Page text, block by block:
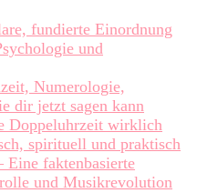
fundierte Einordnung
und
Numerologie,
dir jetzt sagen kann
Doppeluhrzeit wirklich
spirituell und praktisch
Eine faktenbasierte
und Musikrevolution